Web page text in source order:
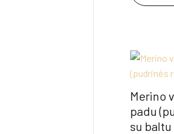
Merino
padu
su